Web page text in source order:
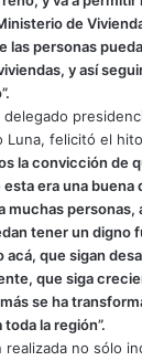
de
las personas
y así
Luna, felicitó el
la convicción de
era una buena
muchas personas,
tener un digno
acá, que sigan
que siga
se ha
la región”.
realizada no sólo